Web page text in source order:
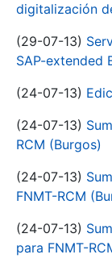
digitalización
(29-07-13)
SAP-extended
(24-07-13)
(24-07-13)
RCM (Burgos)
(24-07-13)
FNMT-RCM
(24-07-13)
para FNMT-